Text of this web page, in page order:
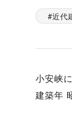
近代
小安峡
建築年